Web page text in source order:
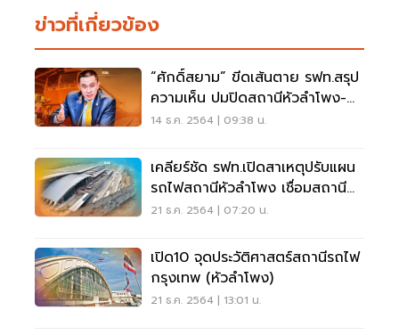
ข่าวที่เกี่ยวข้อง
“ศักดิ์สยาม” ขีดเส้นตาย รฟท.สรุป
ความเห็น ปมปิดสถานีหัวลำโพง-
งดรถไฟเข้าสถานี
14 ธ.ค. 2564 | 09:38 น.
เคลียร์ชัด รฟท.เปิดสาเหตุปรับแผน
รถไฟสถานีหัวลำโพง เชื่อมสถานี
กลางบางซื่อ
21 ธ.ค. 2564 | 07:20 น.
เปิด10 จุดประวัติศาสตร์สถานีรถไฟ
กรุงเทพ (หัวลำโพง)
21 ธ.ค. 2564 | 13:01 น.